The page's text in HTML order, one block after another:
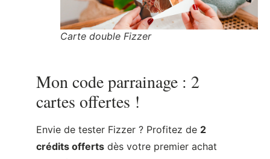
Carte double Fizzer
Mon code parrainage : 2
cartes offertes !
Envie de tester Fizzer ? Profitez de 2
crédits offerts dès votre premier achat